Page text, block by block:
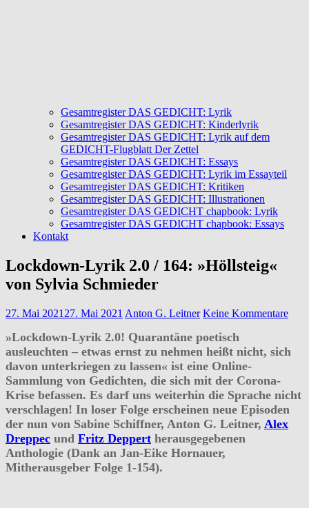
Gesamtregister DAS GEDICHT: Lyrik
Gesamtregister DAS GEDICHT: Kinderlyrik
Gesamtregister DAS GEDICHT: Lyrik auf dem
GEDICHT-Flugblatt Der Zettel
Gesamtregister DAS GEDICHT: Essays
Gesamtregister DAS GEDICHT: Lyrik im Essayteil
Gesamtregister DAS GEDICHT: Kritiken
Gesamtregister DAS GEDICHT: Illustrationen
Gesamtregister DAS GEDICHT chapbook: Lyrik
Gesamtregister DAS GEDICHT chapbook: Essays
Kontakt
Lockdown-Lyrik 2.0 / 164: »Höllsteig«
von Sylvia Schmieder
27. Mai 2021 27. Mai 2021 Anton G. Leitner Keine Kommentare
»Lockdown-Lyrik 2.0! Quarantäne poetisch
ausleuchten – etwas ernst zu nehmen heißt nicht, sich
davon unterkriegen zu lassen« ist eine Online-
Sammlung von Gedichten, die sich mit der Corona-
Krise befassen. Es darf uns weiterhin die Sprache nicht
verschlagen! In loser Folge erscheinen neue Episoden
der nun von Sabine Schiffner, Anton G. Leitner, Alex
Dreppec und Fritz Deppert herausgegebenen
Anthologie (Dank an Jan-Eike Hornauer,
Mitherausgeber Folge 1-154).